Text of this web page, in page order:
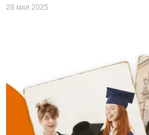
28 мая 2025